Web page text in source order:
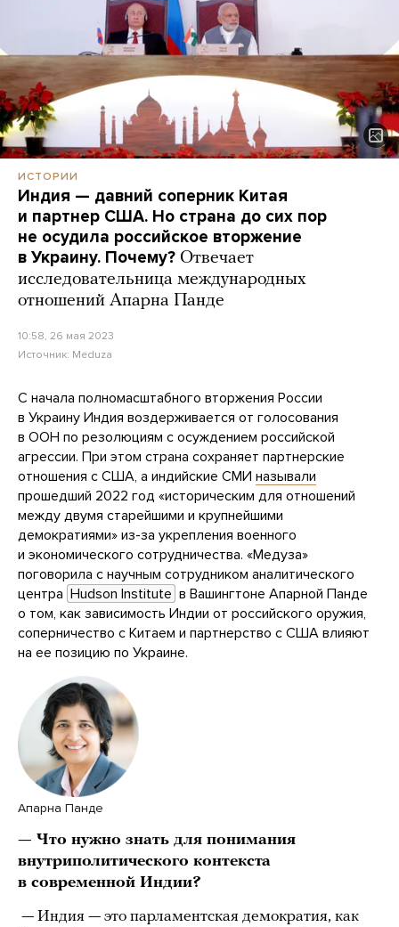
ИСТОРИИ
Индия — давний соперник Китая
и партнер США. Но страна до сих пор
не осудила российское вторжение
в Украину. Почему? Отвечает
исследовательница международных
отношений Апарна Панде
10:58, 26 мая 2023
Источник: Meduza
С начала полномасштабного вторжения России
в Украину Индия воздерживается от голосования
в ООН по резолюциям с осуждением российской
агрессии. При этом страна сохраняет партнерские
отношения с США, а индийские СМИ называли
прошедший 2022 год «историческим для отношений
между двумя старейшими и крупнейшими
демократиями» из-за укрепления военного
и экономического сотрудничества. «Медуза»
поговорила с научным сотрудником аналитического
центра Hudson Institute в Вашингтоне Апарной Панде
о том, как зависимость Индии от российского оружия,
соперничество с Китаем и партнерство с США влияют
на ее позицию по Украине.
Апарна Панде
— Что нужно знать для понимания
внутриполитического контекста
в современной Индии?
— Индия — это парламентская демократия, как